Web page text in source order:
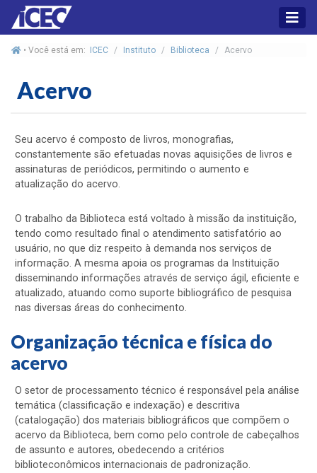
• Você está em: ICEC Instituto Biblioteca Acervo
Acervo
Seu acervo é composto de livros, monografias,
constantemente são efetuadas novas aquisições de livros e
assinaturas de periódicos, permitindo o aumento e
atualização do acervo.
O trabalho da Biblioteca está voltado à missão da instituição,
tendo como resultado final o atendimento satisfatório ao
usuário, no que diz respeito à demanda nos serviços de
informação. A mesma apoia os programas da Instituição
disseminando informações através de serviço ágil, eficiente e
atualizado, atuando como suporte bibliográfico de pesquisa
nas diversas áreas do conhecimento.
Organização técnica e física do
acervo
O setor de processamento técnico é responsável pela análise
temática (classificação e indexação) e descritiva
(catalogação) dos materiais bibliográficos que compõem o
acervo da Biblioteca, bem como pelo controle de cabeçalhos
de assunto e autores, obedecendo a critérios
biblioteconômicos internacionais de padronização.